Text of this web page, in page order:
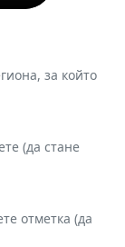
за който
(да стане
отметка (да